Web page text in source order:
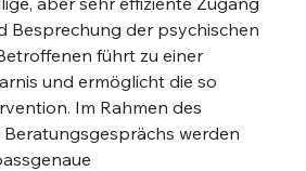
Besprechung der psychischen
führt zu einer
und ermöglicht die so
Im Rahmen des
werden